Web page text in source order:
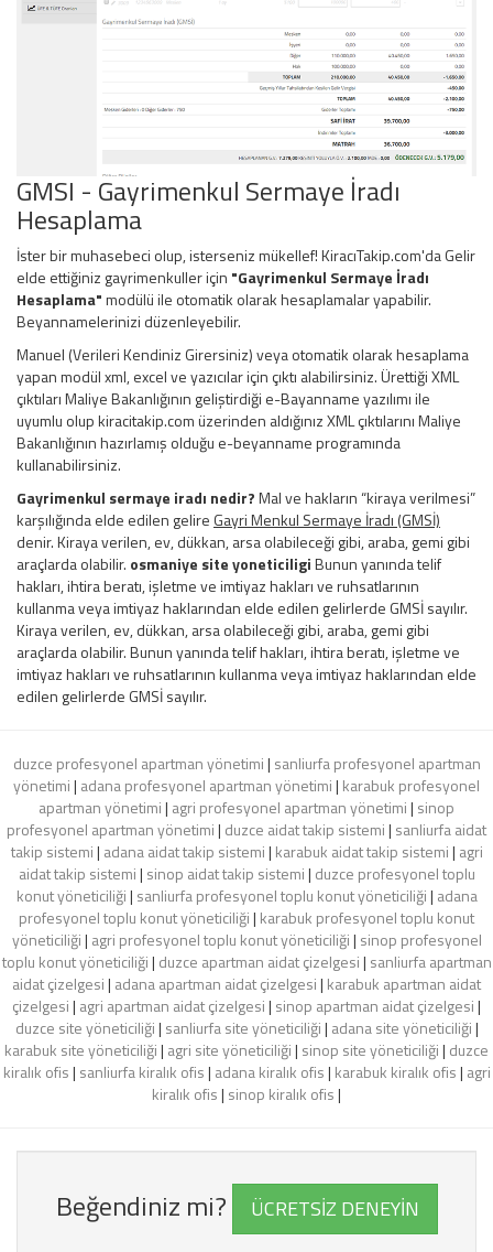
GMSI - Gayrimenkul Sermaye İradı
Hesaplama
İster bir muhasebeci olup, isterseniz mükellef! KiracıTakip.com'da Gelir
elde ettiğiniz gayrimenkuller için "Gayrimenkul Sermaye İradı
Hesaplama"modülü ile otomatik olarak hesaplamalar yapabilir.
Beyannamelerinizi düzenleyebilir.
Manuel (Verileri Kendiniz Girersiniz) veya otomatik olarak hesaplama
yapan modül xml, excel ve yazıcılar için çıktı alabilirsiniz. Ürettiği XML
çıktıları Maliye Bakanlığının geliştirdiği e-Bayanname yazılımı ile
uyumlu olup kiracitakip.com üzerinden aldığınız XML çıktılarını Maliye
Bakanlığının hazırlamış olduğu e-beyanname programında
kullanabilirsiniz.
Gayrimenkul sermaye iradı nedir?Mal ve hakların “kiraya verilmesi”
karşılığında elde edilen gelire Gayri Menkul Sermaye İradı (GMSİ)
denir. Kiraya verilen, ev, dükkan, arsa olabileceği gibi, araba, gemi gibi
araçlarda olabilir. osmaniye site yoneticiligiBunun yanında telif
hakları, ihtira beratı, işletme ve imtiyaz hakları ve ruhsatlarının
kullanma veya imtiyaz haklarından elde edilen gelirlerde GMSİ sayılır.
Kiraya verilen, ev, dükkan, arsa olabileceği gibi, araba, gemi gibi
araçlarda olabilir. Bunun yanında telif hakları, ihtira beratı, işletme ve
imtiyaz hakları ve ruhsatlarının kullanma veya imtiyaz haklarından elde
edilen gelirlerde GMSİ sayılır.
duzce profesyonel apartman yönetimi| sanliurfa profesyonel apartman
yönetimi| adana profesyonel apartman yönetimi| karabuk profesyonel
apartman yönetimi| agri profesyonel apartman yönetimi| sinop
profesyonel apartman yönetimi| duzce aidat takip sistemi| sanliurfa aidat
takip sistemi| adana aidat takip sistemi| karabuk aidat takip sistemi| agri
aidat takip sistemi| sinop aidat takip sistemi| duzce profesyonel toplu
konut yöneticiliği| sanliurfa profesyonel toplu konut yöneticiliği| adana
profesyonel toplu konut yöneticiliği| karabuk profesyonel toplu konut
yöneticiliği| agri profesyonel toplu konut yöneticiliği| sinop profesyonel
toplu konut yöneticiliği| duzce apartman aidat çizelgesi| sanliurfa apartman
aidat çizelgesi| adana apartman aidat çizelgesi| karabuk apartman aidat
çizelgesi| agri apartman aidat çizelgesi| sinop apartman aidat çizelgesi|
duzce site yöneticiliği| sanliurfa site yöneticiliği| adana site yöneticiliği|
karabuk site yöneticiliği| agri site yöneticiliği| sinop site yöneticiliği| duzce
kiralık ofis| sanliurfa kiralık ofis| adana kiralık ofis| karabuk kiralık ofis| agri
kiralık ofis| sinop kiralık ofis|
Beğendiniz mi? ÜCRETSİZ DENEYİN